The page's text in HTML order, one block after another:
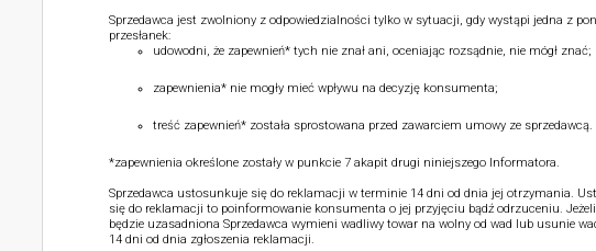
Sprzedawca jest zwolniony z odpowiedzialności tylko w sytuacji, gdy wystąpi jedna z
przesłanek:
udowodni, że zapewnień* tych nie znał ani, oceniając rozsądnie, nie mógł znać;
zapewnienia* nie mogły mieć wpływu na decyzję konsumenta;
treść zapewnień* została sprostowana przed zawarciem umowy ze sprzedawcą.
*zapewnienia określone zostały w punkcie 7 akapit drugi niniejszego Informatora.
Sprzedawca ustosunkuje się do reklamacji w terminie 14 dni od dnia jej otrzymania.
się do reklamacji to poinformowanie konsumenta o jej przyjęciu bądź odrzuceniu.
będzie uzasadniona Sprzedawca wymieni wadliwy towar na wolny od wad lub usunie
14 dni od dnia zgłoszenia reklamacji.